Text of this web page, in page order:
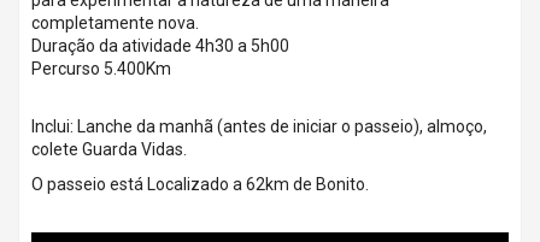
completamente nova.
Duração da atividade 4h30 a 5h00
Percurso 5.400Km
Inclui: Lanche da manhã (antes de iniciar o passeio), almoço,
colete Guarda Vidas.
O passeio está Localizado a 62km de Bonito.